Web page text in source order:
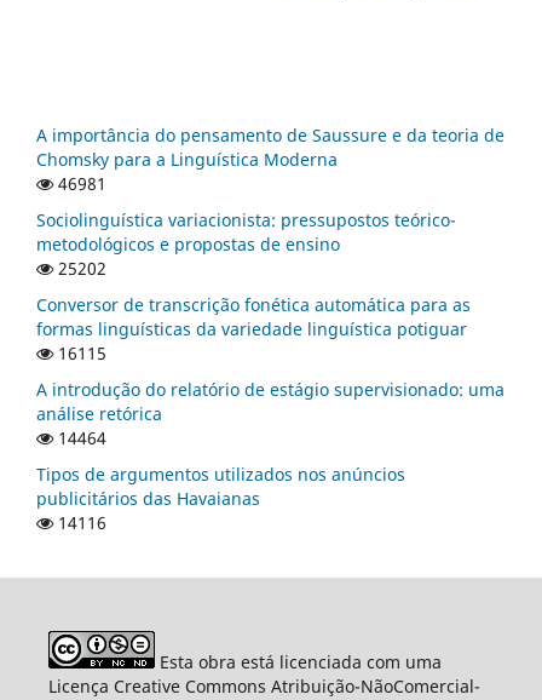
A importância do pensamento de Saussure e da teoria de
Chomsky para a Linguística Moderna
46981
Sociolinguística variacionista: pressupostos teórico-
metodológicos e propostas de ensino
25202
Conversor de transcrição fonética automática para as
formas linguísticas da variedade linguística potiguar
16115
A introdução do relatório de estágio supervisionado: uma
análise retórica
14464
Tipos de argumentos utilizados nos anúncios
publicitários das Havaianas
14116
Esta obra está licenciada com uma
Licença Creative Commons Atribuição-NãoComercial-